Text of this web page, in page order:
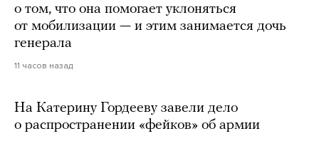
о том, что она помогает уклоняться
от мобилизации — и этим занимается дочь
генерала
11 часов назад
На Катерину Гордееву завели дело
о распространении «фейков» об армии